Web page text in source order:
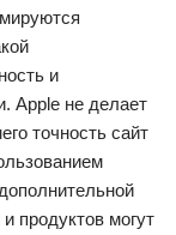
и
Apple не делает
точность сайт
продуктов могут